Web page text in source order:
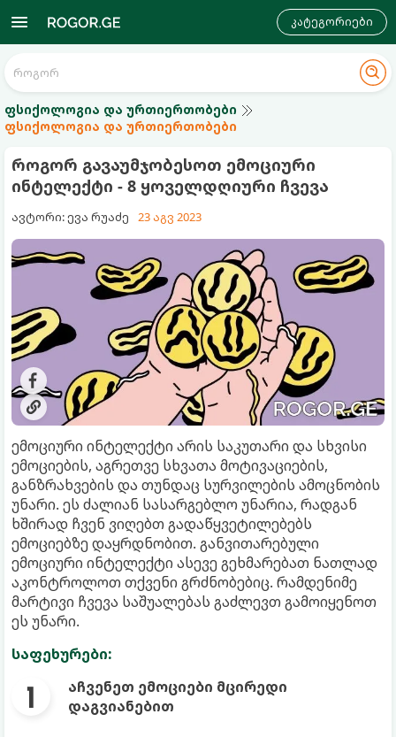
კატეგორიები
ფსიქოლოგია და ურთიერთობები
ფსიქოლოგია და ურთიერთობები
როგორ გავაუმჯობესოთ ემოციური
ინტელექტი - 8 ყოველდღიური ჩვევა
ავტორი: ევა რუაძე 23 აგვ 2023
ემოციური ინტელექტი არის საკუთარი და სხვისი
ემოციების, აგრეთვე სხვათა მოტივაციების,
განზრახვების და თუნდაც სურვილების ამოცნობის
უნარი. ეს ძალიან სასარგებლო უნარია, რადგან
ხშირად ჩვენ ვიღებთ გადაწყვეტილებებს
ემოციებზე დაყრდნობით. განვითარებული
ემოციური ინტელექტი ასევე გეხმარებათ ნათლად
აკონტროლოთ თქვენი გრძნობებიც. რამდენიმე
მარტივი ჩვევა საშუალებას გაძლევთ გამოიყენოთ
ეს უნარი.
საფეხურები:
აჩვენეთ ემოციები მცირედი
დაგვიანებით